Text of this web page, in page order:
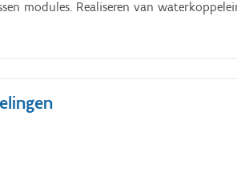
modules. Realiseren van